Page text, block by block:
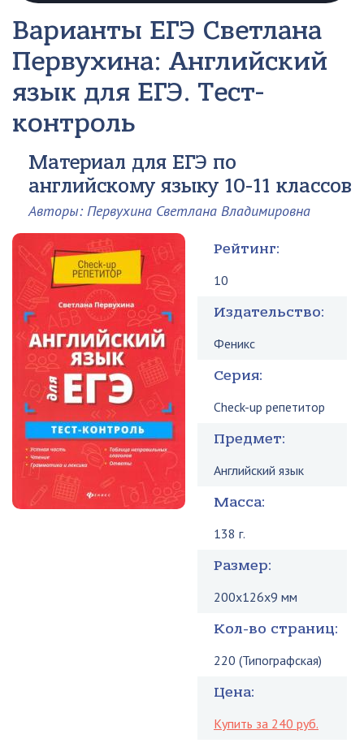
Варианты ЕГЭ Светлана
Первухина: Английский
язык для ЕГЭ. Тест-
контроль
Материал для ЕГЭ по
английскому языку 10-11 классов
Авторы: Первухина Светлана Владимировна
Рейтинг:
10
Издательство:
Феникс
Серия:
Check-up репетитор
Предмет:
Английский язык
Масса:
138 г.
Размер:
200x126x9 мм
Кол-во страниц:
220 (Типографская)
Цена:
Купить за 240 руб.